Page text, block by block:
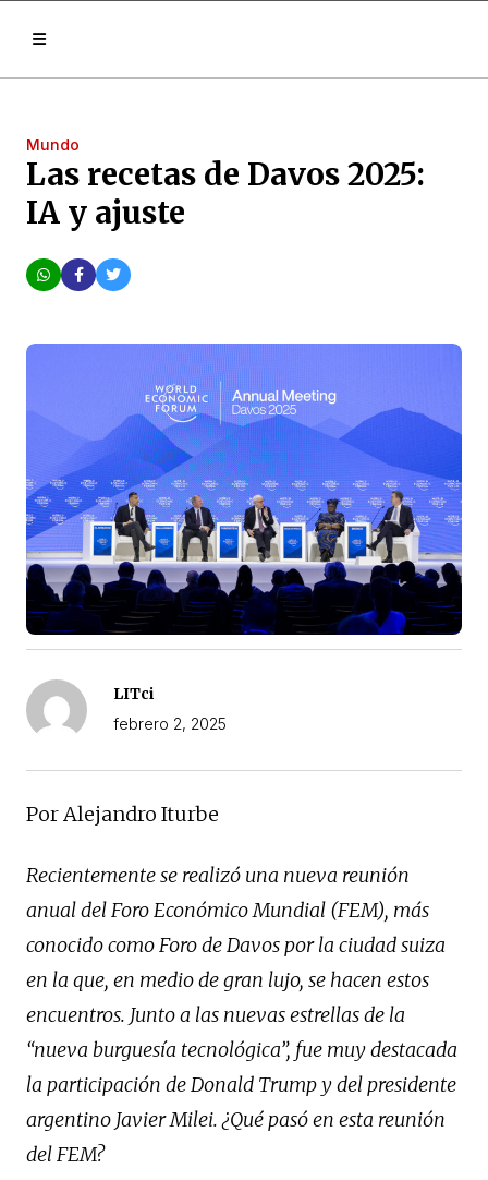
Mundo
Las recetas de Davos 2025:
IA y ajuste
LITci
febrero 2, 2025
Por Alejandro Iturbe
Recientemente se realizó una nueva reunión
anual del Foro Económico Mundial (FEM), más
conocido como Foro de Davos por la ciudad suiza
en la que, en medio de gran lujo, se hacen estos
encuentros. Junto a las nuevas estrellas de la
“nueva burguesía tecnológica”, fue muy destacada
la participación de Donald Trump y del presidente
argentino Javier Milei. ¿Qué pasó en esta reunión
del FEM?